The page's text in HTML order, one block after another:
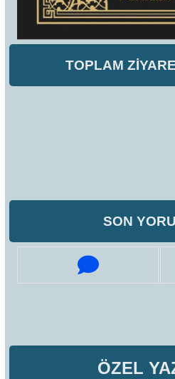
TOPLAM
SON
ÖZEL